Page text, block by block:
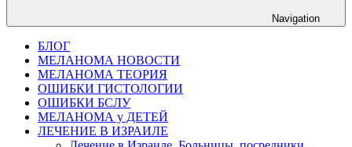
Navigation
БЛОГ
МЕЛАНОМА НОВОСТИ
МЕЛАНОМА ТЕОРИЯ
ОШИБКИ ГИСТОЛОГИИ
ОШИБКИ БСЛУ
МЕЛАНОМА у ДЕТЕЙ
ЛЕЧЕНИЕ В ИЗРАИЛЕ